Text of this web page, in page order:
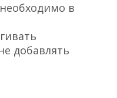
в
добавлять